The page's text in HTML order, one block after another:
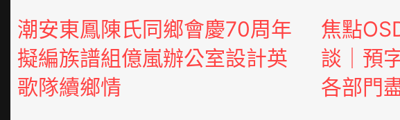
潮安東鳳陳氏同鄉會慶70周年
擬編族譜組億嵐辦公室設計英
歌隊續鄉情
焦點
談｜預
各部門